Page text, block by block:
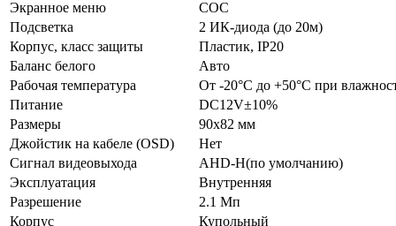
Экранное меню
СОС
Подсветка
2 ИК-диода (до 20м)
Корпус, класс защиты
Пластик, IP20
Баланс белого
Авто
Рабочая температура
От -20°С до +50°С при
Питание
DC12V±10%
Размеры
90x82 мм
Джойстик на кабеле (OSD)
Нет
Сигнал видеовыхода
AHD-H(по умолчанию)
Эксплуатация
Внутренняя
Разрешение
2.1 Мп
Корпус
Купольный